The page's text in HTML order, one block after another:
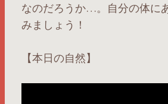
なのだろうか…。自分の体に
みましょう！
【本日の自然】